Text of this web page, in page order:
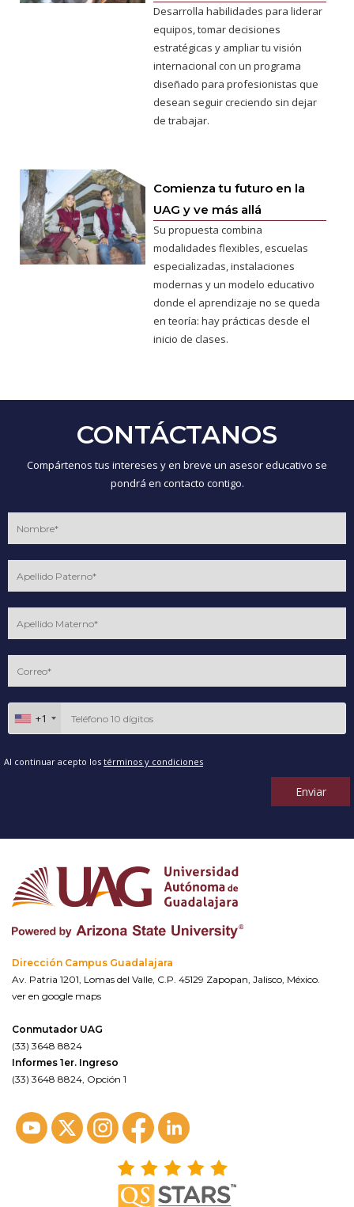
Desarrolla habilidades para liderar
equipos, tomar decisiones
estratégicas y ampliar tu visión
internacional con un programa
diseñado para profesionistas que
desean seguir creciendo sin dejar
de trabajar.
Comienza tu futuro en la
UAG y ve más allá
Su propuesta combina
modalidades flexibles, escuelas
especializadas, instalaciones
modernas y un modelo educativo
donde el aprendizaje no se queda
en teoría: hay prácticas desde el
inicio de clases.
CONTÁCTANOS
Compártenos tus intereses y en breve un asesor educativo se
pondrá en contacto contigo.
+1
Al continuar acepto los términos y condiciones
Enviar
Dirección Campus Guadalajara
Av. Patria 1201, Lomas del Valle, C.P. 45129 Zapopan, Jalisco, México.
ver en google maps
Conmutador UAG
(33) 3648 8824
Informes 1er. Ingreso
(33) 3648 8824, Opción 1